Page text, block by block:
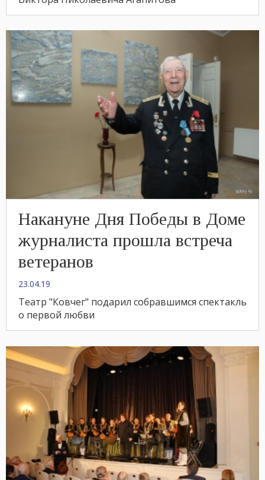
Накануне Дня Победы в Доме
журналиста прошла встреча
ветеранов
23.04.19
Театр "Ковчег" подарил собравшимся спектакль
о первой любви